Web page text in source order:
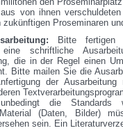
von ihnen
zukünftigen Proseminaren
Bitte fertigen
eine schriftliche
die in der Regel einen
Bitte mailen Sie die
der
die Standards
Material (Daten, Bilder)
sein. Ein